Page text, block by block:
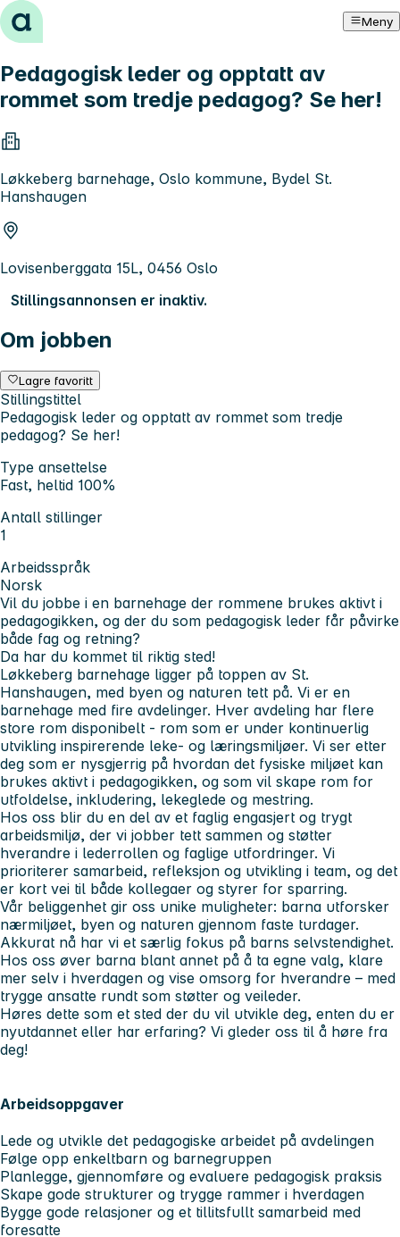
Hopp til innhold Meny
Pedagogisk leder og opptatt av
rommet som tredje pedagog? Se her!
Løkkeberg barnehage, Oslo kommune, Bydel St.
Hanshaugen
Lovisenberggata 15L, 0456 Oslo
Stillingsannonsen er inaktiv.
Om jobben
Lagre favoritt
Stillingstittel
Pedagogisk leder og opptatt av rommet som tredje
pedagog? Se her!
Type ansettelse
Fast, heltid 100%
Antall stillinger
1
Arbeidsspråk
Norsk
Vil du jobbe i en barnehage der rommene brukes aktivt i
pedagogikken, og der du som pedagogisk leder får påvirke
både fag og retning?
Da har du kommet til riktig sted!
Løkkeberg barnehage ligger på toppen av St.
Hanshaugen, med byen og naturen tett på. Vi er en
barnehage med fire avdelinger. Hver avdeling har flere
store rom disponibelt - rom som er under kontinuerlig
utvikling inspirerende leke- og læringsmiljøer. Vi ser etter
deg som er nysgjerrig på hvordan det fysiske miljøet kan
brukes aktivt i pedagogikken, og som vil skape rom for
utfoldelse, inkludering, lekeglede og mestring.
Hos oss blir du en del av et faglig engasjert og trygt
arbeidsmiljø, der vi jobber tett sammen og støtter
hverandre i lederrollen og faglige utfordringer. Vi
prioriterer samarbeid, refleksjon og utvikling i team, og det
er kort vei til både kollegaer og styrer for sparring.
Vår beliggenhet gir oss unike muligheter: barna utforsker
nærmiljøet, byen og naturen gjennom faste turdager.
Akkurat nå har vi et særlig fokus på barns selvstendighet.
Hos oss øver barna blant annet på å ta egne valg, klare
mer selv i hverdagen og vise omsorg for hverandre – med
trygge ansatte rundt som støtter og veileder.
Høres dette som et sted der du vil utvikle deg, enten du er
nyutdannet eller har erfaring? Vi gleder oss til å høre fra
deg!
Arbeidsoppgaver
Lede og utvikle det pedagogiske arbeidet på avdelingen
Følge opp enkeltbarn og barnegruppen
Planlegge, gjennomføre og evaluere pedagogisk praksis
Skape gode strukturer og trygge rammer i hverdagen
Bygge gode relasjoner og et tillitsfullt samarbeid med
foresatte